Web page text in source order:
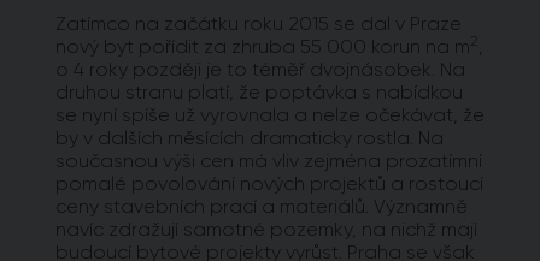
Zatímco na začátku roku 2015 se dal v Praze
nový byt pořídit za zhruba 55 000 korun na m2
o 4 roky později je to téměř dvojnásobek. Na
druhou stranu platí, že poptávka s nabídkou
se nyní spíše už vyrovnala a nelze očekávat, že
by v dalších měsících dramaticky rostla. Na
současnou výši cen má vliv zejména prozatímní
pomalé povolování nových projektů a rostoucí
ceny stavebních prací a materiálů. Významně
navíc zdražují samotné pozemky, na nichž mají
budoucí bytové projekty vyrůst. Praha se však